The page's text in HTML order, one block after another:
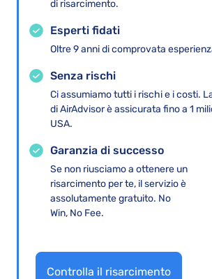
di risarcimento.
Esperti fidati
Oltre 9 anni di comprovata
Senza rischi
Ci assumiamo tutti i rischi e i costi.
di AirAdvisor è assicurata fino a 1
USA.
Garanzia di successo
Se non riusciamo a ottenere un
risarcimento per te, il servizio è
assolutamente gratuito. No
Win, No Fee.
Controlla il risarcimento